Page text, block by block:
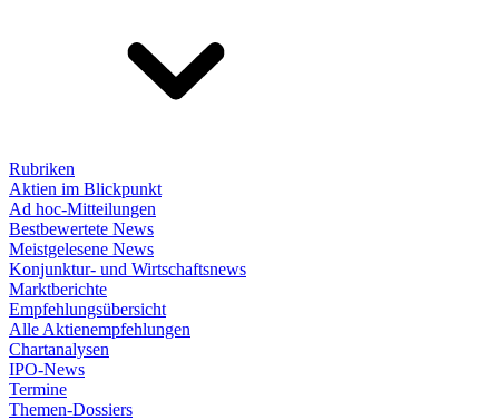
Rubriken
Aktien im Blickpunkt
Ad hoc-Mitteilungen
Bestbewertete News
Meistgelesene News
Konjunktur- und Wirtschaftsnews
Marktberichte
Empfehlungsübersicht
Alle Aktienempfehlungen
Chartanalysen
IPO-News
Termine
Themen-Dossiers